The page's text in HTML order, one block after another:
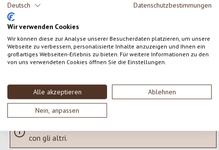
Deutsch Datenschutzbestimmungen
Wir verwenden Cookies
Wir können diese zur Analyse unserer Besucherdaten platzieren, um unsere
Webseite zu verbessern, personalisierte Inhalte anzuzeigen und Ihnen ein
großartiges Webseiten-Erlebnis zu bieten. Für weitere Informationen zu den
von uns verwendeten Cookies öffnen Sie die Einstellungen.
Alle akzeptieren Ablehnen
Nein, anpassen
Valutazione media di 0 su 5 stelle
Formula una valutazione!
SCRIVERE UNA RECENSIONE
Visualizza le valutazioni solo nella lingua corrente.
con gli altri.